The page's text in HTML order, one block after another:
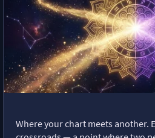
Where your chart meets another.